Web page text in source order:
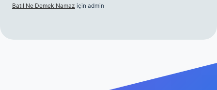
Batıl Ne Demek Namaz için admin